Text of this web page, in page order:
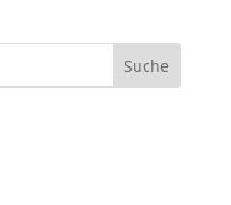
Suche